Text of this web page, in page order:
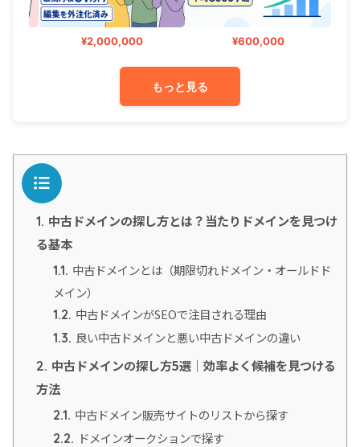
¥2,000,000 ¥600,000
もっと見る
目次
1. 中古ドメインの探し方とは？当たりドメインを見つけ
る基本
1.1. 中古ドメインとは（期限切れドメイン・オールドド
メイン）
1.2. 中古ドメインがSEOで注目される理由
1.3. 良い中古ドメインと悪い中古ドメインの違い
2. 中古ドメインの探し方5選｜効率よく候補を見つける
方法
2.1. 中古ドメイン販売サイトのリストから探す
2.2. ドメインオークションで探す